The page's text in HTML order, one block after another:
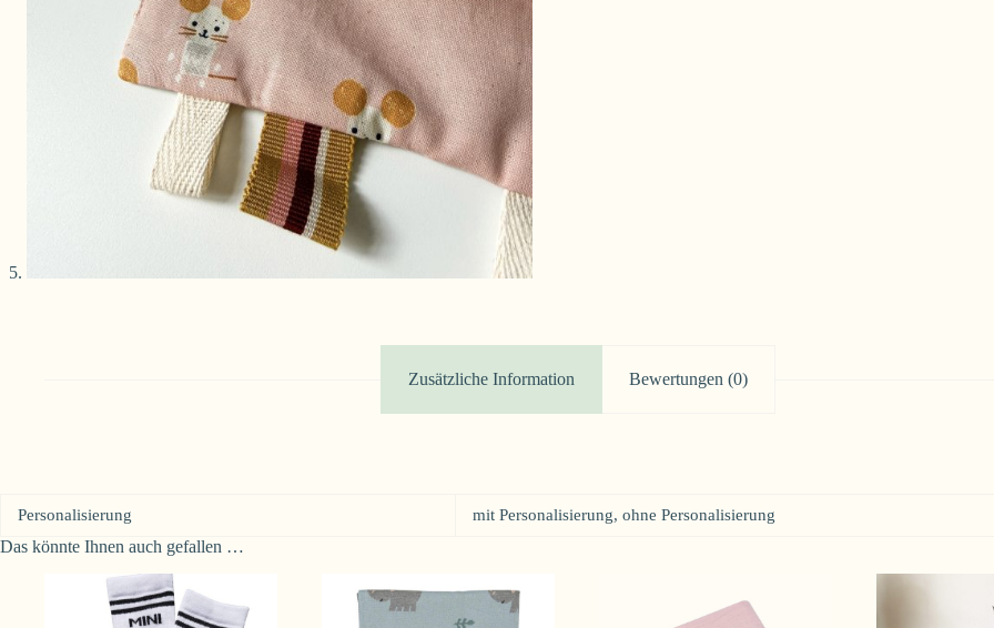
Zusätzliche Information Bewertungen (0)
Personalisierung mit Personalisierung, ohne Personalisierung
Das könnte Ihnen auch gefallen …